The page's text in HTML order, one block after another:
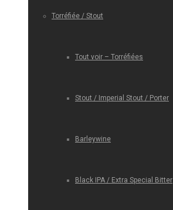
Torréfiée / Stout
Tout voir – Torréfiées
Stout / Imperial Stout / Porter
Barleywine
Black IPA / Extra Special Bitter